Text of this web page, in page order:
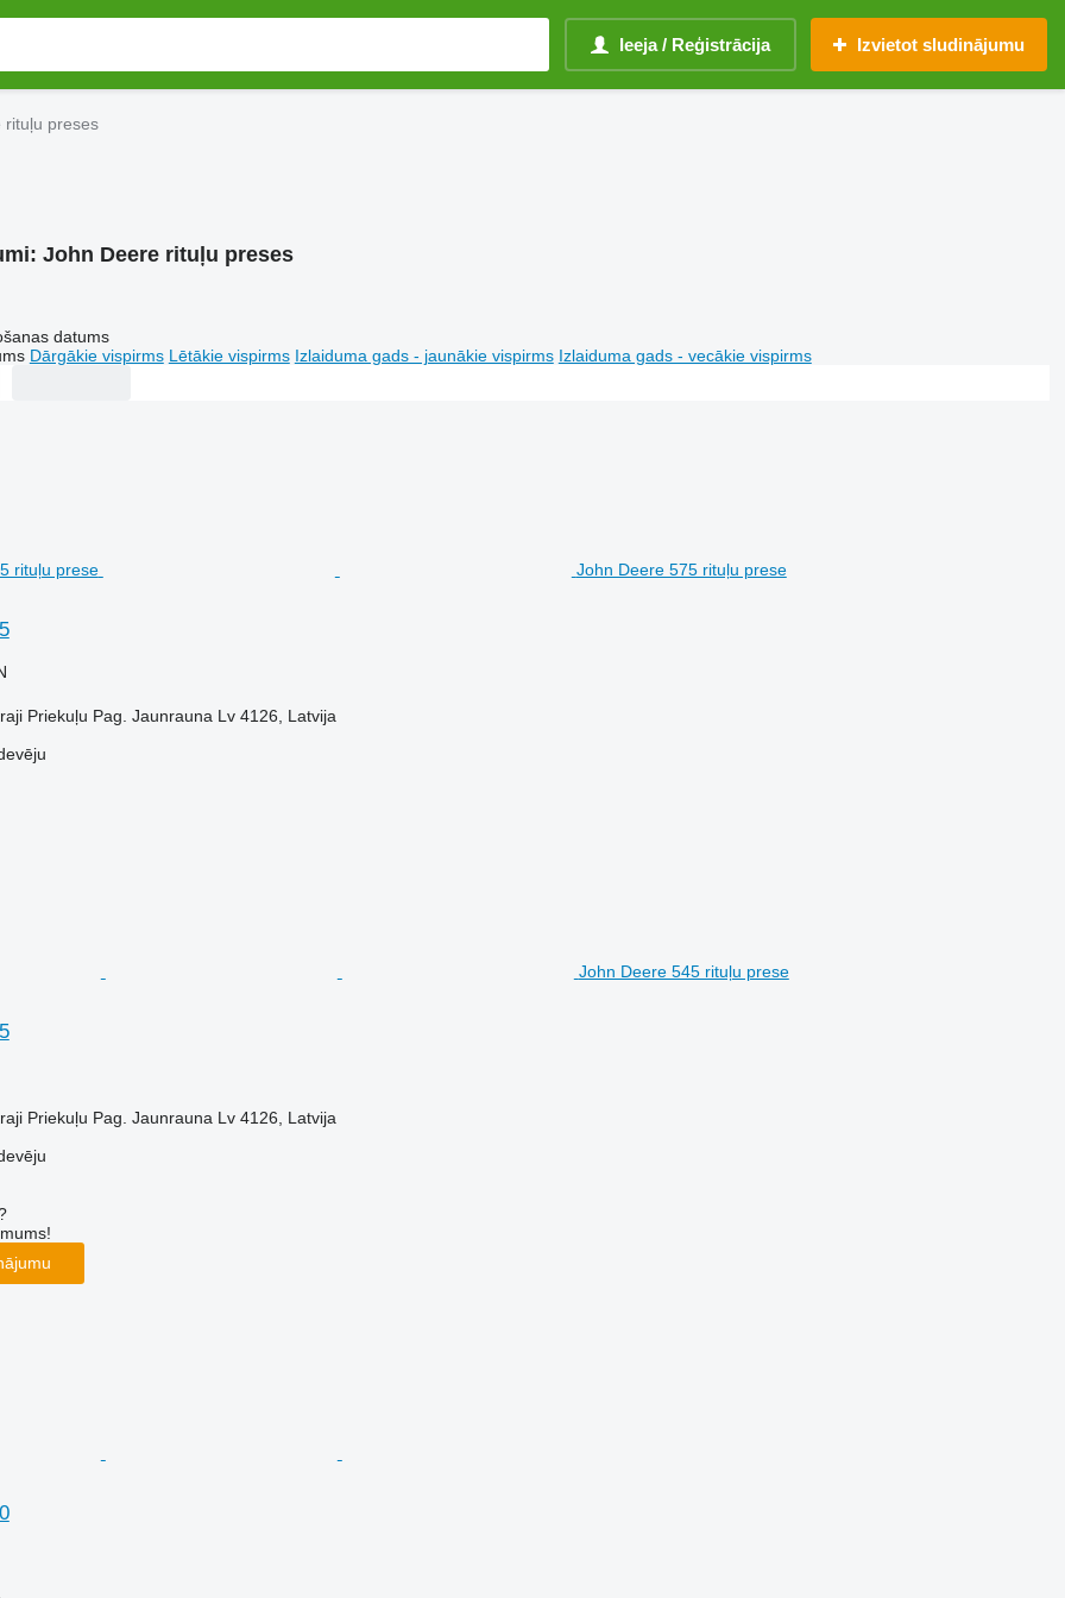
Ieeja / Reģistrācija Izvietot sludinājumu
rituļu preses
John Deere rituļu preses
datums
Dārgākie vispirms Lētākie vispirms Izlaiduma gads - jaunākie vispirms Izlaiduma gads - vecākie vispirms
John Deere 575 rituļu prese
Priekuļu Pag. Jaunrauna Lv 4126, Latvija
John Deere 545 rituļu prese
Priekuļu Pag. Jaunrauna Lv 4126, Latvija